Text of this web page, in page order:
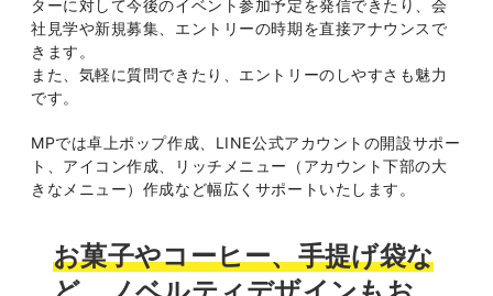
ターに対して今後のイベント参加予定を発信できたり、会
社見学や新規募集、エントリーの時期を直接アナウンスで
きます。
また、気軽に質問できたり、エントリーのしやすさも魅力
です。
MPでは卓上ポップ作成、LINE公式アカウントの開設サポー
ト、アイコン作成、リッチメニュー（アカウント下部の大
きなメニュー）作成など幅広くサポートいたします。
お菓子やコーヒー、手提げ袋な